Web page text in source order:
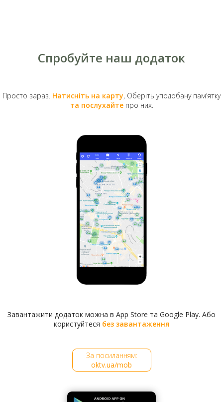
Спробуйте наш додаток
Просто зараз. Натисніть на карту, Оберіть уподобану пам'ятку
та послухайтепро них.
Завантажити додаток можна в App Store та Google Play. Або
користуйтеся без завантаження
За посиланням:
oktv.ua/mob